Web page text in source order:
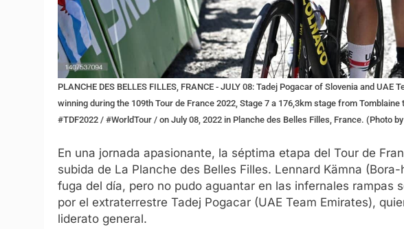
PLANCHE DES BELLES FILLES, FRANCE - JULY 08: Tadej Pogacar of Slovenia and
winning during the 109th Tour de France 2022, Stage 7 a 176,3km stage from
#TDF2022 / #WorldTour / on July 08, 2022 in Planche des Belles Filles, France. (Photo
En una jornada apasionante, la séptima etapa del Tour de
subida de La Planche des Belles Filles. Lennard Kämna
fuga del día, pero no pudo aguantar en las infernales rampas
por el extraterrestre Tadej Pogacar (UAE Team Emirates),
liderato general.